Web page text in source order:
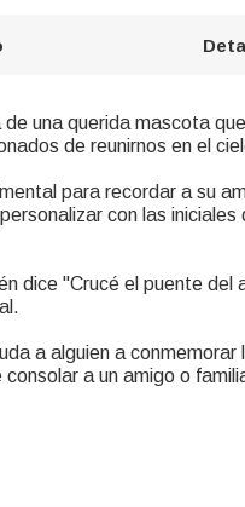
una querida mascota
de reunirnos en el
para recordar a su
con las
dice "Crucé el puente del
a alguien a
a un amigo o